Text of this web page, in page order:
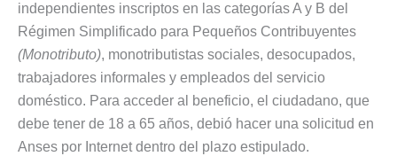
independientes inscriptos en las categorías A y B del
Régimen Simplificado para Pequeños Contribuyentes
(Monotributo), monotributistas sociales, desocupados,
trabajadores informales y empleados del servicio
doméstico. Para acceder al beneficio, el ciudadano, que
debe tener de 18 a 65 años, debió hacer una solicitud en
Anses por Internet dentro del plazo estipulado.